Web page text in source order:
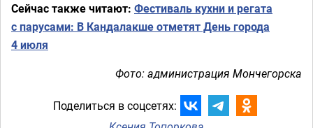
Сейчас также читают: Фестиваль кухни и регата
с парусами: В Кандалакше отметят День города
4 июля
Фото: администрация Мончегорска
Поделиться в соцсетях: